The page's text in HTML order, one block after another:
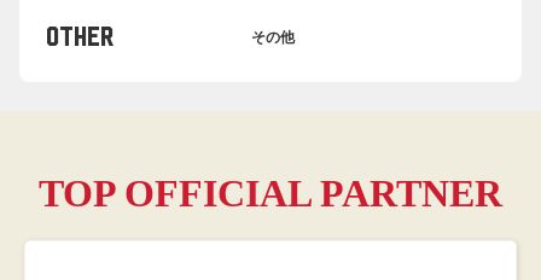
OTHER その他
TOP OFFICIAL PARTNER